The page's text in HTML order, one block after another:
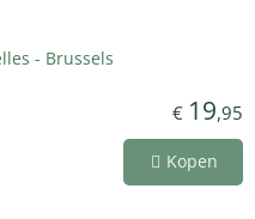
€ 19,95
Kopen